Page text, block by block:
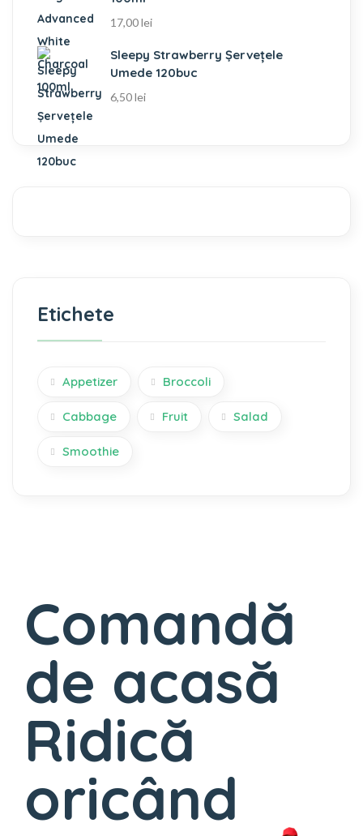
17,00lei
Sleepy Strawberry Șervețele
Umede 120buc
6,50lei
Etichete
Appetizer Broccoli
Cabbage Fruit Salad
Smoothie
Comandă
de acasă
Ridică
oricând